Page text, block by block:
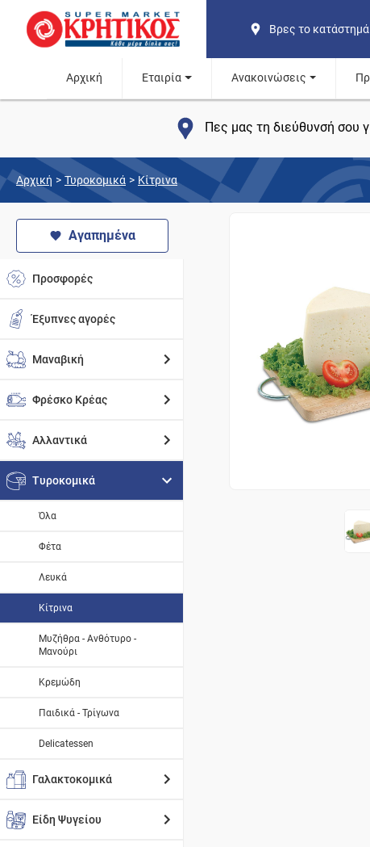
Βρες το
Αρχική Εταιρία Ανακοινώσεις
Πες μας τη διεύθυνσή σου
Αρχική > Τυροκομικά > Κίτρινα
Αγαπημένα
Προσφορές
Έξυπνες αγορές
Μαναβική
Φρέσκο Κρέας
Αλλαντικά
Τυροκομικά
Όλα
Φέτα
Λευκά
Κίτρινα
Μυζήθρα - Ανθότυρο -
Μανούρι
Κρεμώδη
Παιδικά - Τρίγωνα
Delicatessen
Γαλακτοκομικά
Είδη Ψυγείου